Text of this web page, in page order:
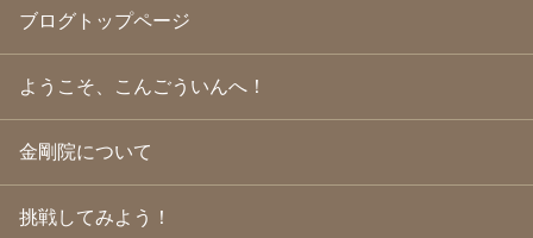
2009年10月(20)
2009年9月(20)
2009年8月 (18)
2009年7月
(21)
2009年6月(22)
2009年5月(20)
2009年2月(19)
ブログトップページ
ようこそ、こんごういんへ！
金剛院について
挑戦してみよう！